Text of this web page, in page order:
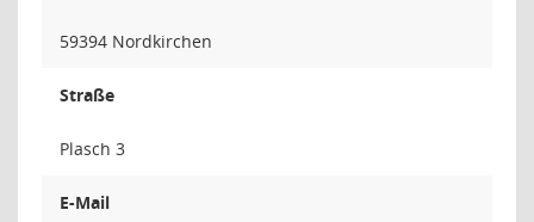
59394 Nordkirchen
Straße
Plasch 3
E-Mail